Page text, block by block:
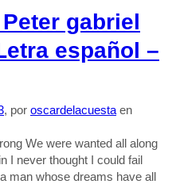
gabriel
español –
, por oscardelacuesta en
We were wanted all along
I never thought I could fail
man whose dreams have all